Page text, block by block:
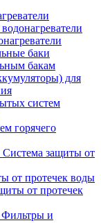
баки
бакам
для
систем
горячего
Система защиты от
от протечек воды
от протечек
Фильтры и